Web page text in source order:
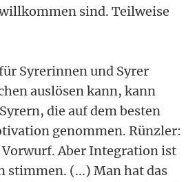
sind. Teilweise
Syrerinnen und Syrer
auslösen kann, kann
die auf dem besten
genommen. Rünzler:
Aber Integration ist
stimmen. (...) Man hat das